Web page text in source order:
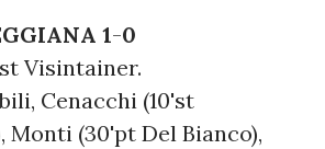
1-0
Visintainer.
Cenacchi (10'st
Monti (30'pt Del Bianco),